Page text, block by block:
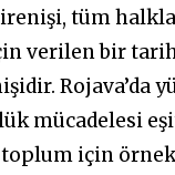
tüm
verilen bir
Rojava’da
mücadelesi
için